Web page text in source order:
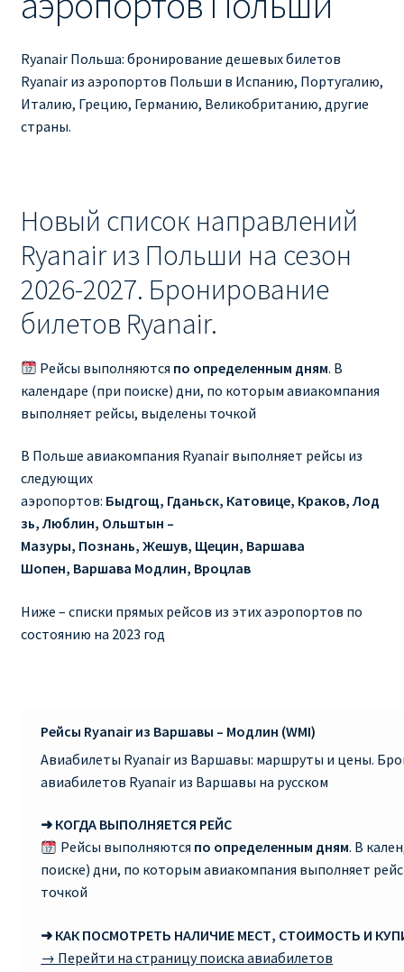
Ryanair изменить дату
Ryanair изменить фамилию
Ryanair Испания
Ryanair направления, акции
Ryanair онлайн регистрация
Ryanair ошибка в фамилии, имени
Ryanair пересадки
Ryanair Польша
RYANAIR ПОРТУГАЛИЯ
RYANAIR ПОСАДОЧНЫЙ ТАЛОН – BOARDING PASS
Ryanair Россия
RYANAIR УКРАИНА | АВИАБИЛЕТЫ ОТ €15
Ryanair Україна из Киева, Одессы, Львова, Харькова,
RYANAIR.COM НА РУССКОМ – кнфтфшкюсщь
Авиабилеты Ryanair на Тенерифе от €15
АВИАБИЛЕТЫ RYANAIR ОТ € 12
Ryanair Польша: бронирование дешевых билетов
Ryanair из аэропортов Польши в Испанию, Португалию,
Италию, Грецию, Германию, Великобританию, другие
страны.
Новый список направлений
Ryanair из Польши на сезон
2026-2027. Бронирование
билетов Ryanair.
Рейсы выполняются по определенным дням. В
календаре (при поиске) дни, по которым авиакомпания
выполняет рейсы, выделены точкой
В Польше авиакомпания Ryanair выполняет рейсы из
следующих
аэропортов: Быдгощ, Гданьск, Катовице, Краков, Лод
зь, Люблин, Ольштын –
Мазуры, Познань, Жешув, Щецин, Варшава
Шопен, Варшава Модлин, Вроцлав
Ниже – списки прямых рейсов из этих аэропортов по
состоянию на 2023 год
Рейсы Ryanair из Варшавы – Модлин (WMI)
Авиабилеты Ryanair из Варшавы: маршруты и цены.
авиабилетов Ryanair из Варшавы на русском
➜ КОГДА ВЫПОЛНЯЕТСЯ РЕЙС
Рейсы выполняются по определенным дням. В
поиске) дни, по которым авиакомпания выполняет
точкой
➜ КАК ПОСМОТРЕТЬ НАЛИЧИЕ МЕСТ, СТОИМОСТЬ И
→ Перейти на страницу поиска авиабилетов